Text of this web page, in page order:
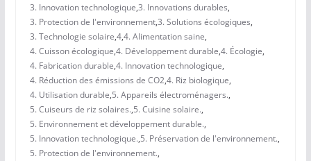
3. Innovation technologique,3. Innovations durables,
3. Protection de l'environnement,3. Solutions écologiques,
3. Technologie solaire,4,4. Alimentation saine,
4. Cuisson écologique,4. Développement durable,4. Écologie,
4. Fabrication durable,4. Innovation technologique,
4. Réduction des émissions de CO2,4. Riz biologique,
4. Utilisation durable,5. Appareils électroménagers.,
5. Cuiseurs de riz solaires.,5. Cuisine solaire.,
5. Environnement et développement durable.,
5. Innovation technologique.,5. Préservation de l'environnement.,
5. Protection de l'environnement.,